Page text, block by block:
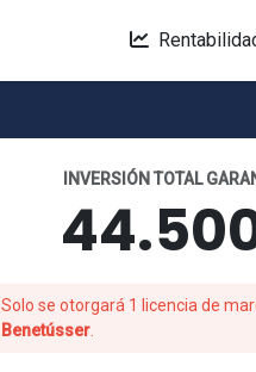
INVERSIÓN TOTAL
Solo se otorgará 1 licencia de
Benetússer